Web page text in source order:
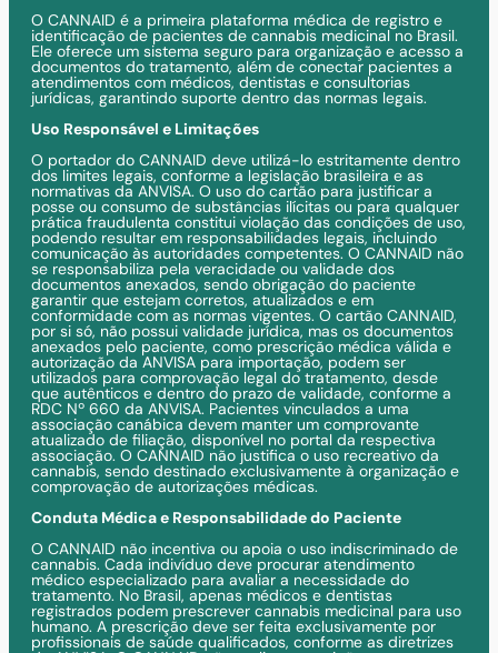
O CANNAID é a primeira plataforma médica de registro e
identificação de pacientes de cannabis medicinal no Brasil.
Ele oferece um sistema seguro para organização e acesso a
documentos do tratamento, além de conectar pacientes a
atendimentos com médicos, dentistas e consultorias
jurídicas, garantindo suporte dentro das normas legais.
Uso Responsável e Limitações
O portador do CANNAID deve utilizá-lo estritamente dentro
dos limites legais, conforme a legislação brasileira e as
normativas da ANVISA. O uso do cartão para justificar a
posse ou consumo de substâncias ilícitas ou para qualquer
prática fraudulenta constitui violação das condições de uso,
podendo resultar em responsabilidades legais, incluindo
comunicação às autoridades competentes. O CANNAID não
se responsabiliza pela veracidade ou validade dos
documentos anexados, sendo obrigação do paciente
garantir que estejam corretos, atualizados e em
conformidade com as normas vigentes. O cartão CANNAID,
por si só, não possui validade jurídica, mas os documentos
anexados pelo paciente, como prescrição médica válida e
autorização da ANVISA para importação, podem ser
utilizados para comprovação legal do tratamento, desde
que autênticos e dentro do prazo de validade, conforme a
RDC Nº 660 da ANVISA. Pacientes vinculados a uma
associação canábica devem manter um comprovante
atualizado de filiação, disponível no portal da respectiva
associação. O CANNAID não justifica o uso recreativo da
cannabis, sendo destinado exclusivamente à organização e
comprovação de autorizações médicas.
Conduta Médica e Responsabilidade do Paciente
O CANNAID não incentiva ou apoia o uso indiscriminado de
cannabis. Cada indivíduo deve procurar atendimento
médico especializado para avaliar a necessidade do
tratamento. No Brasil, apenas médicos e dentistas
registrados podem prescrever cannabis medicinal para uso
humano. A prescrição deve ser feita exclusivamente por
profissionais de saúde qualificados, conforme as diretrizes